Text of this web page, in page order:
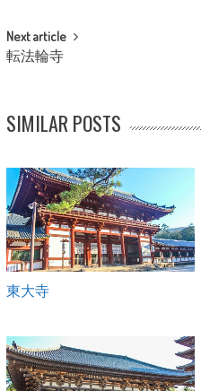
Next article
転法輪寺
SIMILAR POSTS
東大寺